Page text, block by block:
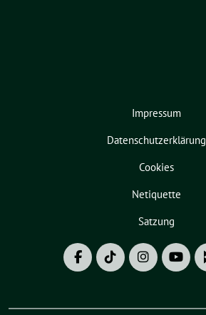
Impressum
Datenschutzerklärung
Cookies
Netiquette
Satzung